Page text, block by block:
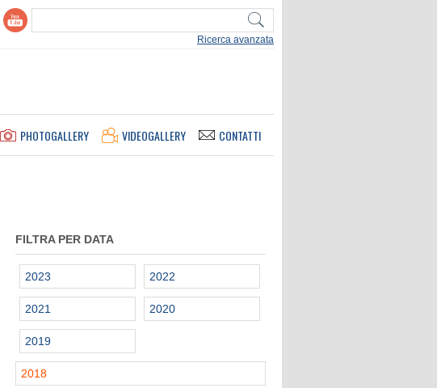
Ricerca avanzata
PHOTOGALLERY VIDEOGALLERY CONTATTI
FILTRA PER DATA
2023 2022
2021 2020
2019
2018